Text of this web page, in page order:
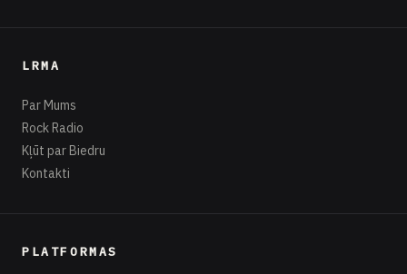
LRMA
Par Mums
Rock Radio
Kļūt par Biedru
Kontakti
PLATFORMAS